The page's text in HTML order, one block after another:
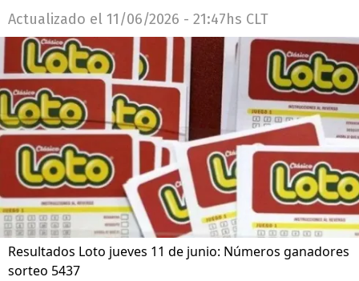
Actualizado el 11/06/2026 - 21:47hs CLT
Resultados Loto jueves 11 de junio: Números ganadores
sorteo 5437